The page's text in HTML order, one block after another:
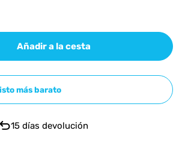
KM 184 Stereo Set
para Neumann KM 184 Stereo
Añadir a la cesta
más barato
15 días devolución